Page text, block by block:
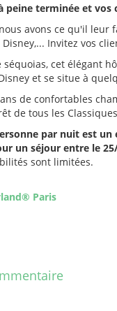
peine terminée et
avons ce qu'il
Disney,... Invitez vos
cet élégant
et se situe à
de confortables
de tous les
par nuit est
un séjour entre le
sont limitées.
Paris